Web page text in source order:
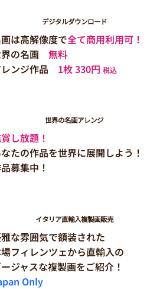
デジタルダウンロード
は高解像度で全て商用利用可！
の名画 無料
ンジ作品 1枚 330円 税込
世界の名画アレンジ
し放題！
たの作品を世界に展開しよう！
募集中！
イタリア直輸入複製画販売
な雰囲気で額装された
フィレンツェから直輸入の
ジャスな複製画をご紹介！
Only